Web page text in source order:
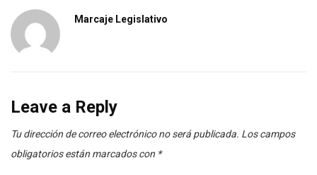
Marcaje Legislativo
Leave a Reply
Tu dirección de correo electrónico no será publicada. Los campos
obligatorios están marcados con *